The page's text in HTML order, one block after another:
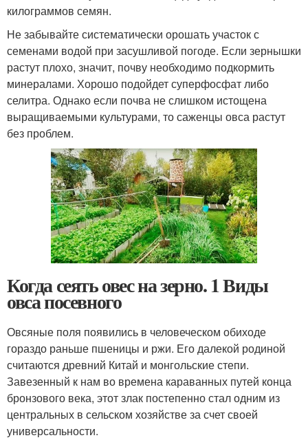
килограммов семян.
Не забывайте систематически орошать участок с
семенами водой при засушливой погоде. Если зернышки
растут плохо, значит, почву необходимо подкормить
минералами. Хорошо подойдет суперфосфат либо
селитра. Однако если почва не слишком истощена
выращиваемыми культурами, то саженцы овса растут
без проблем.
Когда сеять овес на зерно. 1 Виды
овса посевного
Овсяные поля появились в человеческом обиходе
гораздо раньше пшеницы и ржи. Его далекой родиной
считаются древний Китай и монгольские степи.
Завезенный к нам во времена караванных путей конца
бронзового века, этот злак постепенно стал одним из
центральных в сельском хозяйстве за счет своей
универсальности.